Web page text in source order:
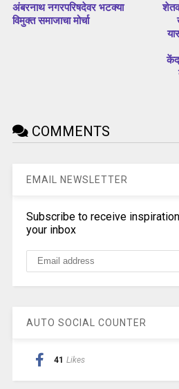
अंबरनाथ नगरपरिषदेवर भटक्या
विमुक्त समाजाचा मोर्चा
COMMENTS
EMAIL NEWSLETTER
Subscribe to receive
your inbox
AUTO SOCIAL COUNTER
41 Likes